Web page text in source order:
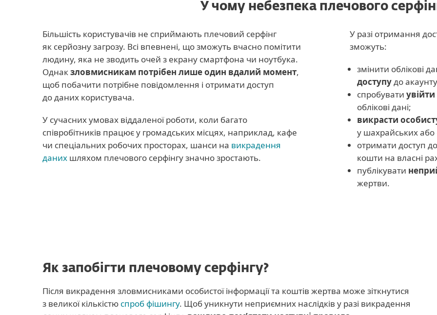
У чому небезпека плечового
Більшість користувачів не сприймають плечовий серфінг
як серйозну загрозу. Всі впевнені, що зможуть вчасно помітити
людину, яка не зводить очей з екрану смартфона чи ноутбука.
Однакзловмисникам потрібен лише один вдалий момент,
щоб побачити потрібне повідомлення і отримати доступ
до даних користувача.
У сучасних умовах віддаленої роботи, коли багато
співробітників працює у громадських місцях, наприклад, кафе
чи спеціальних робочих просторах, шанси на викрадення
даних шляхом плечового серфінгу значно зростають.
У разі отримання
зможуть:
змінити облікові
доступудо
спробувати
облікові дані;
викрасти
у шахрайських
отримати доступ
кошти на власні
публікувати
жертви.
Як запобігти плечовому серфінгу?
Після викрадення зловмисниками особистої інформації та коштів жертва може зіткнутися
з великої кількістю спроб фішингу. Щоб уникнути неприємних наслідків у разі викрадення